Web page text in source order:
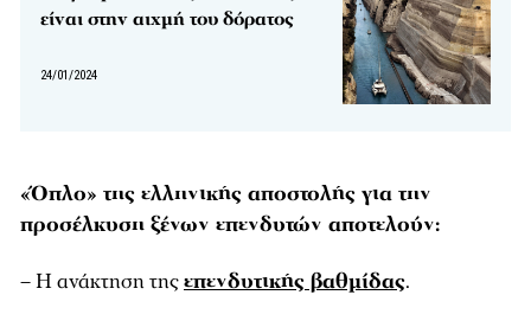
είναι στην αιχμή του δόρατος
24/01/2024
«Όπλο» της ελληνικής αποστολής για την
προσέλκυση ξένων επενδυτών αποτελούν:
– Η ανάκτηση τηςεπενδυτικής βαθμίδας.